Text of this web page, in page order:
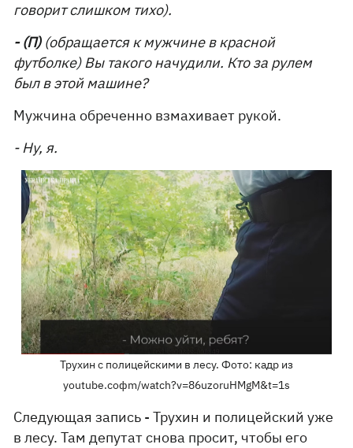
говорит слишком тихо).
- (П)(обращается к мужчине в красной
футболке) Вы такого начудили. Кто за рулем
был в этой машине?
Мужчина обреченно взмахивает рукой.
- Ну, я.
Трухин с полицейскими в лесу. Фото: кадр из
youtube.coфm/watch?v=86uzoruHMgM&t=1s
Следующая запись - Трухин и полицейский уже
в лесу. Там депутат снова просит, чтобы его